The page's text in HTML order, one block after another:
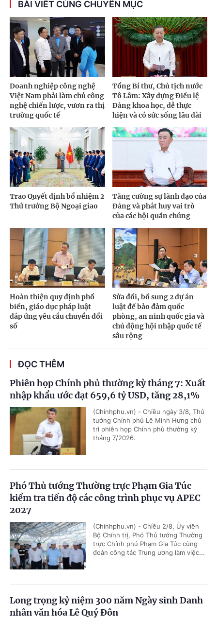
BÀI VIẾT CÙNG CHUYÊN MỤC
Doanh nghiệp công nghệ
Việt Nam phải làm chủ công
nghệ chiến lược, vươn ra thị
trường quốc tế
Tổng Bí thư, Chủ tịch nước
Tô Lâm: Xây dựng Điều lệ
Đảng khoa học, dễ thực
hiện và có sức sống lâu dài
Trao Quyết định bổ nhiệm 2
Thứ trưởng Bộ Ngoại giao
Tăng cường sự lãnh đạo của
Đảng và phát huy vai trò
của các hội quần chúng
Hoàn thiện quy định phổ
biến, giáo dục pháp luật
đáp ứng yêu cầu chuyển đổi
số
Sửa đổi, bổ sung 2 dự án
luật để bảo đảm quốc
phòng, an ninh quốc gia và
chủ động hội nhập quốc tế
sâu rộng
ĐỌC THÊM
Phiên họp Chính phủ thường kỳ tháng 7: Xuất
nhập khẩu ước đạt 659,6 tỷ USD, tăng 28,1%
(Chinhphu.vn) - Chiều ngày 3/8, Thủ
tướng Chính phủ Lê Minh Hưng chủ
trì phiên họp Chính phủ thường kỳ
tháng 7/2026.
Phó Thủ tướng Thường trực Phạm Gia Túc
kiểm tra tiến độ các công trình phục vụ APEC
2027
(Chinhphu.vn) - Chiều 2/8, Ủy viên
Bộ Chính trị, Phó Thủ tướng Thường
trực Chính phủ Phạm Gia Túc cùng
đoàn công tác Trung ương làm việc...
Long trọng kỷ niệm 300 năm Ngày sinh Danh
nhân văn hóa Lê Quý Đôn